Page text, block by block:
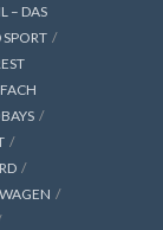
– DAS